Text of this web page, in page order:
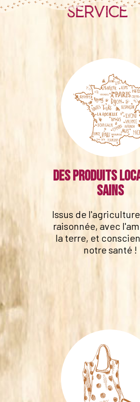
service
Des produits
sains
Issus de
raisonnée, avec
la terre, et
notre santé !